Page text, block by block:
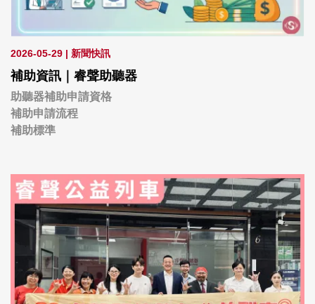
2026-05-29 | 新聞快訊
補助資訊｜睿聲助聽器
助聽器補助申請資格
補助申請流程
補助標準